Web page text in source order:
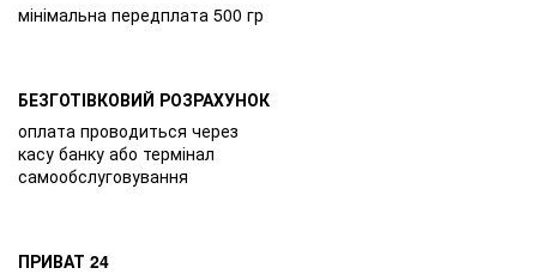
мінімальна передплата 500 гр
БЕЗГОТІВКОВИЙ РОЗРАХУНОК
оплата проводиться через
касу банку або термінал
самообслуговування
ПРИВАТ 24